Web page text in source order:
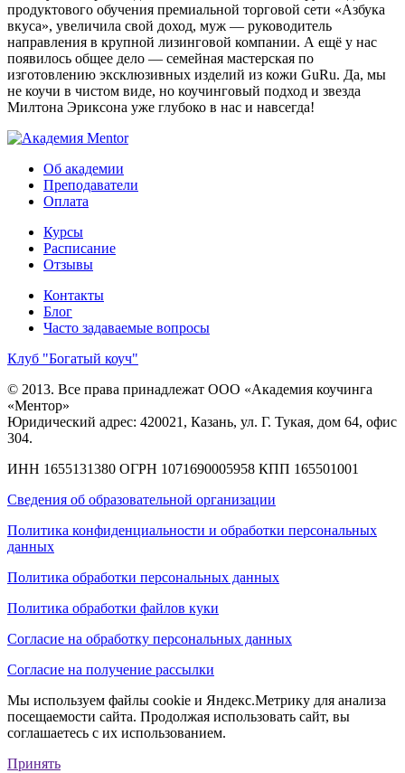
продуктового обучения премиальной торговой сети «Азбука
вкуса», увеличила свой доход, муж — руководитель
направления в крупной лизинговой компании. А ещё у нас
появилось общее дело — семейная мастерская по
изготовлению эксклюзивных изделий из кожи GuRu. Да, мы
не коучи в чистом виде, но коучинговый подход и звезда
Милтона Эриксона уже глубоко в нас и навсегда!
Об академии
Преподаватели
Оплата
Курсы
Расписание
Отзывы
Контакты
Блог
Часто задаваемые вопросы
Клуб "Богатый коуч"
© 2013. Все права принадлежат ООО «Академия коучинга
«Ментор»
Юридический адрес: 420021, Казань, ул. Г. Тукая, дом 64, офис
304.
ИНН 1655131380 ОГРН 1071690005958 КПП 165501001
Сведения об образовательной организации
Политика конфиденциальности и обработки персональных
данных
Политика обработки персональных данных
Политика обработки файлов куки
Согласие на обработку персональных данных
Согласие на получение рассылки
Мы используем файлы cookie и Яндекс.Метрику для анализа
посещаемости сайта. Продолжая использовать сайт, вы
соглашаетесь с их использованием.
Принять